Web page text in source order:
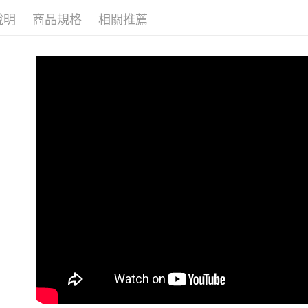
明 商品規格 相關推薦